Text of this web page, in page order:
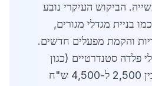
הביקוש העיקרי נובע
בניית מגדלי מגורים,
והקמת מפעלים חדשים.
פלדה סטנדרטיים (כגון
HEA ו-IPN) נעים בין 2,500 ל-4,500 ש"ח